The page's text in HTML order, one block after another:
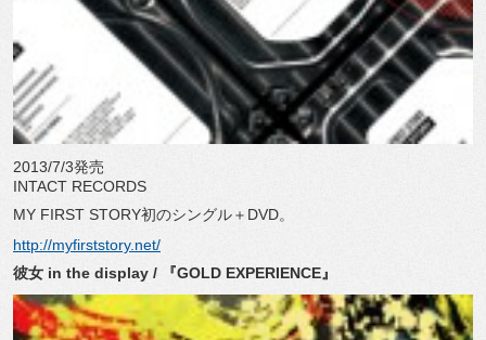
2013/7/3発売
INTACT RECORDS
MY FIRST STORY初のシングル＋DVD。
http://myfirststory.net/
彼女 in the display / 『GOLD EXPERIENCE』